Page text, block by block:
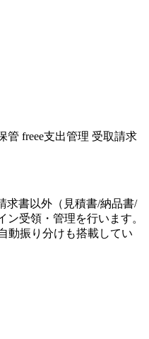
管 freee支出管理 受取請求
求書以外（見積書/納品書/
ン受領・管理を行います。
動振り分けも搭載してい